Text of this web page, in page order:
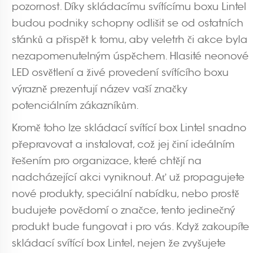
pozornost. Díky skládacímu svítícímu boxu Lintel
budou podniky schopny odlišit se od ostatních
stánků a přispět k tomu, aby veletrh či akce byla
nezapomenutelným úspěchem. Hlasité neonové
LED osvětlení a živé provedení svítícího boxu
výrazně prezentují název vaší značky
potenciálním zákazníkům.
Kromě toho lze skládací svítící box Lintel snadno
přepravovat a instalovat, což jej činí ideálním
řešením pro organizace, které chtějí na
nadcházející akci vyniknout. Ať už propagujete
nové produkty, speciální nabídku, nebo prostě
budujete povědomí o značce, tento jedinečný
produkt bude fungovat i pro vás. Když zakoupíte
skládací svítící box Lintel, nejen že zvyšujete